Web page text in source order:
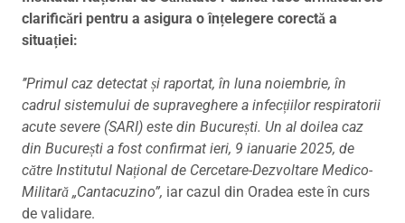
clarificări pentru a asigura o înțelegere corectă a
situației:
’’Primul caz detectat și raportat, în luna noiembrie, în
cadrul sistemului de supraveghere a infecțiilor respiratorii
acute severe (SARI) este din București. Un al doilea caz
din București a fost confirmat ieri, 9 ianuarie 2025, de
către Institutul Național de Cercetare-Dezvoltare Medico-
Militară „Cantacuzino”, iar cazul din Oradea este în curs
de validare.